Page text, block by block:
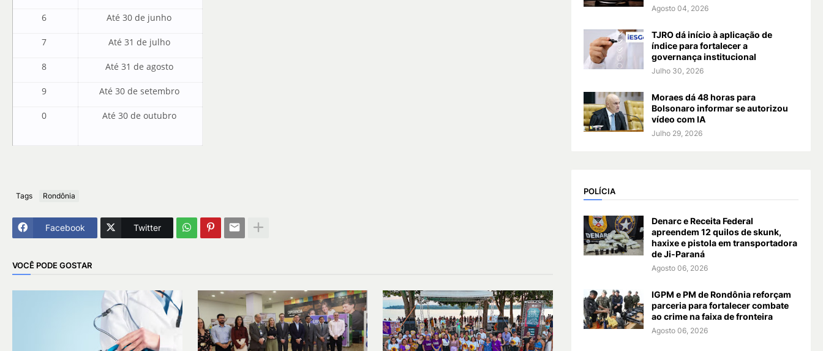
6 Até 30 de junho
7 Até 31 de julho
8 Até 31 de agosto
9 Até 30 de setembro
0 Até 30 de outubro
Tags Rondônia
Facebook Twitter
VOCÊ PODE GOSTAR
Agosto 04, 2026
TJRO dá início à aplicação de
índice para fortalecer a
governança institucional
Julho 30, 2026
Moraes dá 48 horas para
Bolsonaro informar se autorizou
vídeo com IA
Julho 29, 2026
POLÍCIA
Denarc e Receita Federal
apreendem 12 quilos de skunk,
haxixe e pistola em transportadora
de Ji-Paraná
Agosto 06, 2026
IGPM e PM de Rondônia reforçam
parceria para fortalecer combate
ao crime na faixa de fronteira
Agosto 06, 2026